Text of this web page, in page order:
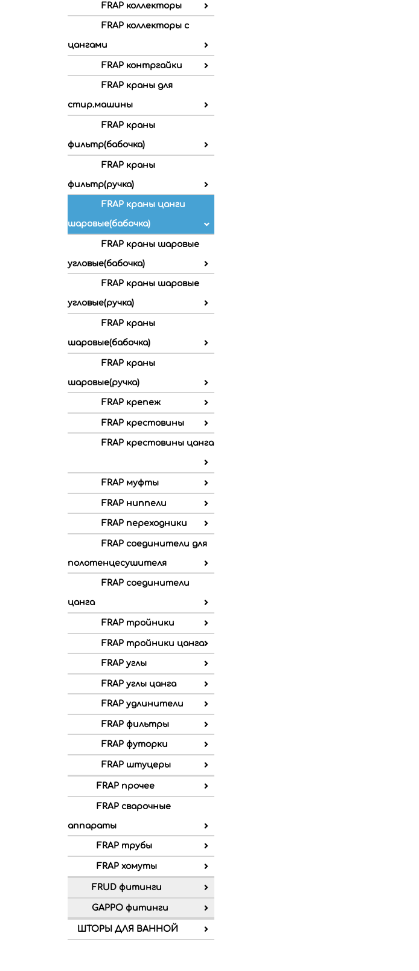
FRAP коллекторы
FRAP коллекторы с
цангами
FRAP контргайки
FRAP краны для
стир.машины
FRAP краны
фильтр(бабочка)
FRAP краны
фильтр(ручка)
FRAP краны цанги
шаровые(бабочка)
FRAP краны шаровые
угловые(бабочка)
FRAP краны шаровые
угловые(ручка)
FRAP краны
шаровые(бабочка)
FRAP краны
шаровые(ручка)
FRAP крепеж
FRAP крестовины
FRAP крестовины цанга
FRAP муфты
FRAP ниппели
FRAP переходники
FRAP соединители для
полотенцесушителя
FRAP соединители
цанга
FRAP тройники
FRAP тройники цанга
FRAP углы
FRAP углы цанга
FRAP удлинители
FRAP фильтры
FRAP футорки
FRAP штуцеры
FRAP прочее
FRAP сварочные
аппараты
FRAP трубы
FRAP хомуты
FRUD фитинги
GAPPO фитинги
ШТОРЫ ДЛЯ ВАННОЙ